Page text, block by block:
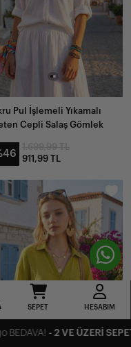
TEK FİYAT! - AYNI GÜN
Pul İşlemeli Yıkamalı
Cepli Salaş Gömlek
911,99 TL
SEPET HESABIM